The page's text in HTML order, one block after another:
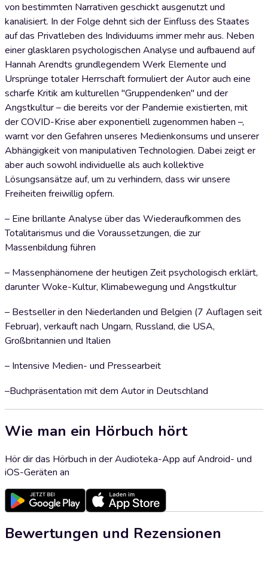
von bestimmten Narrativen geschickt ausgenutzt und
kanalisiert. In der Folge dehnt sich der Einfluss des Staates
auf das Privatleben des Individuums immer mehr aus. Neben
einer glasklaren psychologischen Analyse und aufbauend auf
Hannah Arendts grundlegendem Werk Elemente und
Ursprünge totaler Herrschaft formuliert der Autor auch eine
scharfe Kritik am kulturellen "Gruppendenken" und der
Angstkultur – die bereits vor der Pandemie existierten, mit
der COVID-Krise aber exponentiell zugenommen haben –,
warnt vor den Gefahren unseres Medienkonsums und unserer
Abhängigkeit von manipulativen Technologien. Dabei zeigt er
aber auch sowohl individuelle als auch kollektive
Lösungsansätze auf, um zu verhindern, dass wir unsere
Freiheiten freiwillig opfern.
– Eine brillante Analyse über das Wiederaufkommen des
Totalitarismus und die Voraussetzungen, die zur
Massenbildung führen
– Massenphänomene der heutigen Zeit psychologisch erklärt,
darunter Woke-Kultur, Klimabewegung und Angstkultur
– Bestseller in den Niederlanden und Belgien (7 Auflagen seit
Februar), verkauft nach Ungarn, Russland, die USA,
Großbritannien und Italien
– Intensive Medien- und Pressearbeit
–Buchpräsentation mit dem Autor in Deutschland
Wie man ein Hörbuch hört
Hör dir das Hörbuch in der Audioteka-App auf Android- und
iOS-Geräten an
Bewertungen und Rezensionen